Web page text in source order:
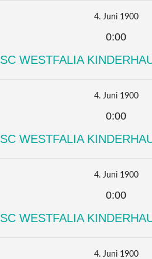
4. Juni 1900
0:00
SC WESTFALIA
4. Juni 1900
0:00
SC WESTFALIA
4. Juni 1900
0:00
SC WESTFALIA
4. Juni 1900